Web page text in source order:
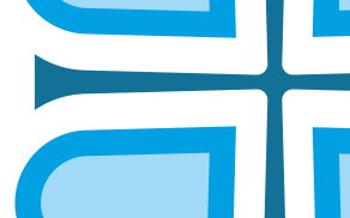
Документы
Реквизиты
Контакты